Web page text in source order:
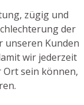
zügig und
der
unseren Kunden
wir jederzeit
Ort sein können,